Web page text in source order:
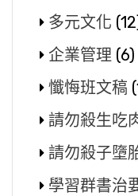
多元文化
企業管理 (6)
懺悔班文稿
請勿殺生吃
請勿殺子墮
學習群書治